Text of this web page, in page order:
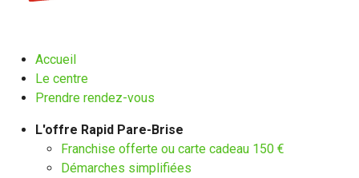
Accueil
Le centre
Prendre rendez-vous
L'offre Rapid Pare-Brise
Franchise offerte ou carte cadeau 150 €
Démarches simplifiées